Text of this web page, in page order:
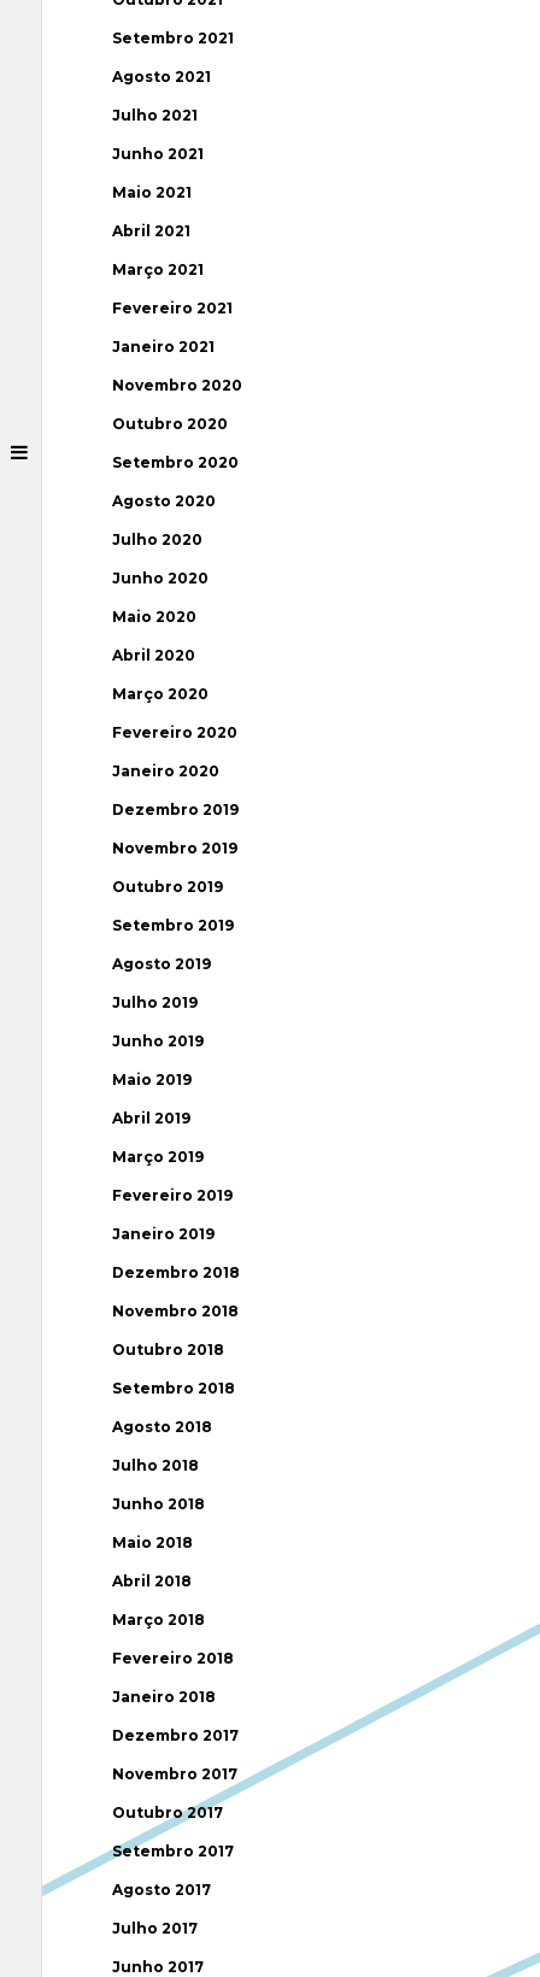
Setembro 2021
Agosto 2021
Julho 2021
Junho 2021
Maio 2021
Abril 2021
Março 2021
Fevereiro 2021
Janeiro 2021
Novembro 2020
Outubro 2020
Setembro 2020
Agosto 2020
Julho 2020
Junho 2020
Maio 2020
Abril 2020
Março 2020
Fevereiro 2020
Janeiro 2020
Dezembro 2019
Novembro 2019
Outubro 2019
Setembro 2019
Agosto 2019
Julho 2019
Junho 2019
Maio 2019
Abril 2019
Março 2019
Fevereiro 2019
Janeiro 2019
Dezembro 2018
Novembro 2018
Outubro 2018
Setembro 2018
Agosto 2018
Julho 2018
Junho 2018
Maio 2018
Abril 2018
Março 2018
Fevereiro 2018
Janeiro 2018
Dezembro 2017
Novembro 2017
Outubro 2017
Setembro 2017
Agosto 2017
Julho 2017
Junho 2017